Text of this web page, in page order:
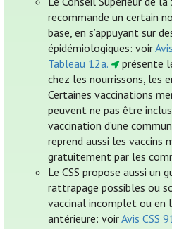
recommande un certain
base, en s’appuyant sur
épidémiologiques: voir
Tableau 12a.
présente
chez les nourrissons, les
Certaines vaccinations
peuvent ne pas être
vaccination d’une
reprend aussi les vaccins
gratuitement par les
Le CSS propose aussi un
rattrapage possibles ou
vaccinal incomplet ou en
antérieure: voirAvis CSS